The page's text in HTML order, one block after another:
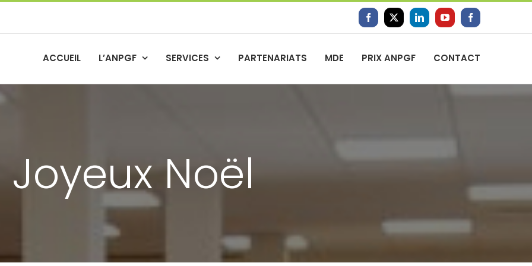
Facebook
X LinkedInYouTubeFacebook
ACCUEIL L’ANPGF SERVICES PARTENARIATS MDE PRIX ANPGF CONTACT
Joyeux Noël